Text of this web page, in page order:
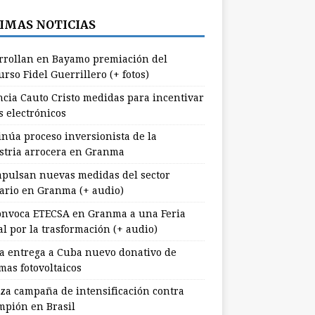
NOTICIAS
en Bayamo premiación del
Fidel Guerrillero (+ fotos)
Cauto Cristo medidas para incentivar
electrónicos
proceso inversionista de la
arrocera en Granma
nuevas medidas del sector
en Granma (+ audio)
ETECSA en Granma a una Feria
por la trasformación (+ audio)
entrega a Cuba nuevo donativo de
fotovoltaicos
campaña de intensificación contra
en Brasil